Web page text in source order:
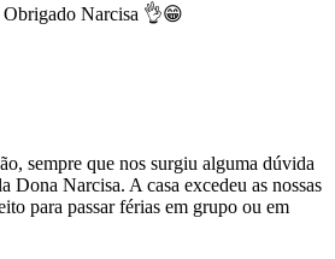
Obrigado Narcisa 👌😁
sempre que nos surgiu alguma dúvida
Dona Narcisa. A casa excedeu as nossas
para passar férias em grupo ou em